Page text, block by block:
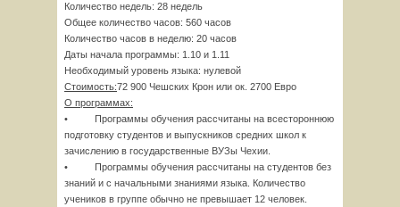
Количество недель: 28 недель
Общее количество часов: 560 часов
Количество часов в неделю: 20 часов
Даты начала программы: 1.10 и 1.11
Необходимый уровень языка: нулевой
Стоимость:72 900 Чешских Крон или ок. 2700 Евро
О программах:
• Программы обучения рассчитаны на всестороннюю
подготовку студентов и выпускников средних школ к
зачислению в государственные ВУЗы Чехии.
• Программы обучения рассчитаны на студентов без
знаний и с начальными знаниями языка. Количество
учеников в группе обычно не превышает 12 человек.